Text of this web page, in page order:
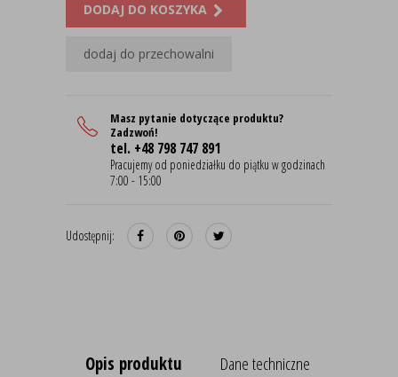
DODAJ DO KOSZYKA
dodaj do przechowalni
Masz pytanie dotyczące produktu?
Zadzwoń!
tel. +48 798 747 891
Pracujemy od poniedziałku do piątku w godzinach
7:00 - 15:00
Udostępnij:
Opis produktu Dane techniczne